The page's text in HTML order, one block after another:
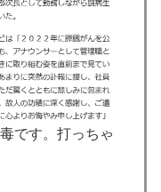
です。打っちゃ